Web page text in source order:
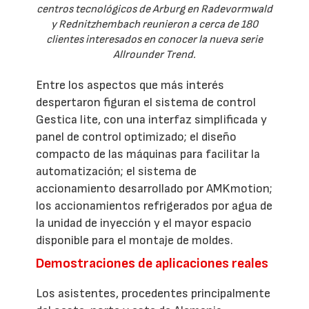
centros tecnológicos de Arburg en Radevormwald
y Rednitzhembach reunieron a cerca de 180
clientes interesados en conocer la nueva serie
Allrounder Trend.
Entre los aspectos que más interés
despertaron figuran el sistema de control
Gestica lite, con una interfaz simplificada y
panel de control optimizado; el diseño
compacto de las máquinas para facilitar la
automatización; el sistema de
accionamiento desarrollado por AMKmotion;
los accionamientos refrigerados por agua de
la unidad de inyección y el mayor espacio
disponible para el montaje de moldes.
Demostraciones de aplicaciones reales
Los asistentes, procedentes principalmente